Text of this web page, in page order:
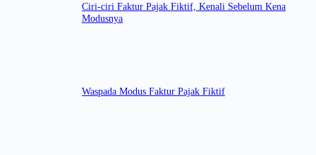
Ciri-ciri Faktur Pajak Fiktif, Kenali Sebelum Kena
Modusnya
Waspada Modus Faktur Pajak Fiktif